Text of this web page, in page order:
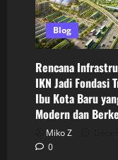
Blog
Rencana
IKN Jadi Fondasi
Ibu Kota Baru
Modern dan
Miko Z
0